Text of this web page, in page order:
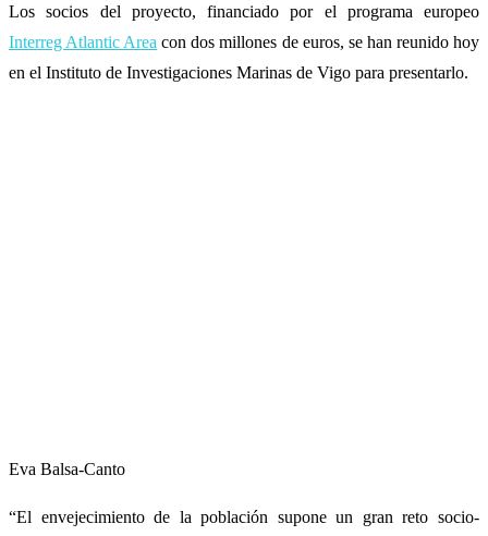
Los socios del proyecto, financiado por el programa europeo
Interreg Atlantic Area con dos millones de euros, se han reunido hoy
en el Instituto de Investigaciones Marinas de Vigo para presentarlo.
Eva Balsa-Canto
“El envejecimiento de la población supone un gran reto socio-